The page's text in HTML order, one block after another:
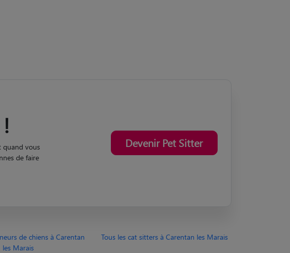
quand vous
de faire
Devenir Pet Sitter
de chiens à Carentan
les Marais
Tous les cat sitters à Carentan les Marais